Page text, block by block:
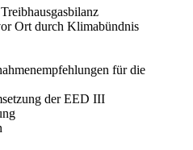
Ort durch Klimabündnis
für die
der EED III